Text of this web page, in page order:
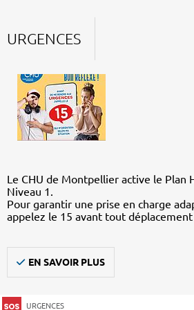
URGENCES
Le CHU de Montpellier active le Plan
Niveau 1.
Pour garantir une prise en charge
appelez le 15 avant tout déplacement
EN SAVOIR PLUS
URGENCES